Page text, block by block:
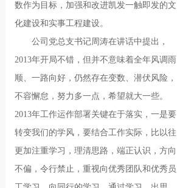
数作为目标，加强和改进凯发一触即发的文
化建设和实事工程建设。
公司党总支书记周涛在讲话中提出，
2013年开局不错，但并不意味着全年风调雨
顺、一路向好，仍然存在变数、潜伏风险，
不容懈怠，努力多一点，希望就大一些。
2013年工作运作部署关键在于落实，一是要
转变我们的学风，要结合工作实际，比以往
更加注重学习，理清思路，端正认识，方向
不偏，令行禁止，重视向优秀团队和优秀员